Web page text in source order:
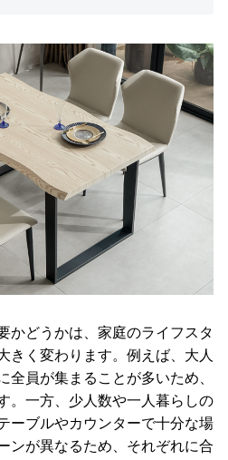
かどうかは、家庭のライフスタ
きく変わります。例えば、大人
全員が集まることが多いため、
。一方、少人数や一人暮らしの
ーブルやカウンターで十分な場
ンが異なるため、それぞれに合